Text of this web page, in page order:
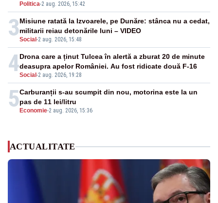
Politica-2 aug. 2026, 15:42
3Social -2 aug. 2026, 15:48
Misiune ratată la Izvoarele, pe Dunăre: stânca nu a cedat,
militarii reiau detonările luni – VIDEO
4Social -2 aug. 2026, 19:28
Drona care a ținut Tulcea în alertă a zburat 20 de minute
deasupra apelor României. Au fost ridicate două F-16
5 Economie-2 aug. 2026, 15:36
Carburanții s-au scumpit din nou, motorina este la un
pas de 11 lei/litru
ACTUALITATE